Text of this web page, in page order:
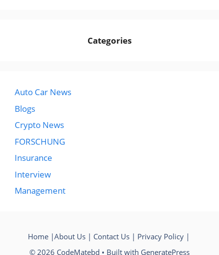
Categories
Auto Car News
Blogs
Crypto News
FORSCHUNG
Insurance
Interview
Management
Home|About Us| Contact Us| Privacy Policy|
© 2026 CodeMatebd • Built with GeneratePress